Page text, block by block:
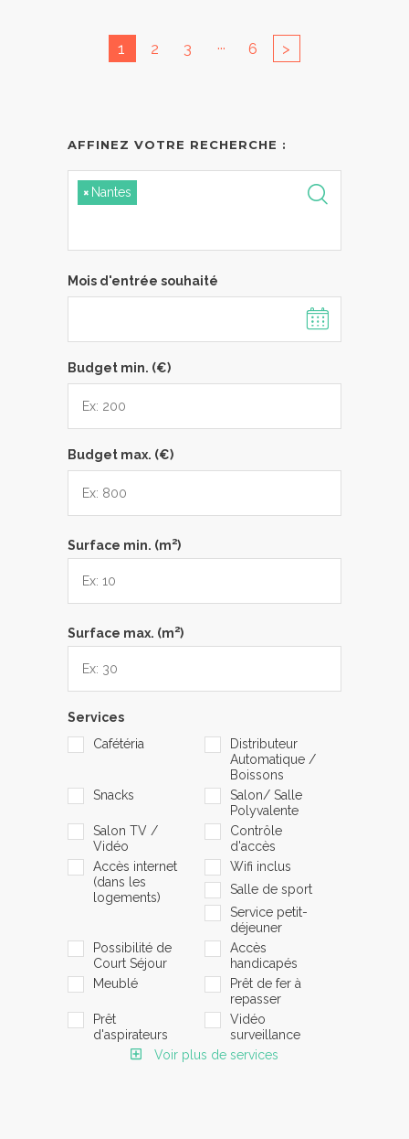
1 2 3 ... 6 >
AFFINEZ VOTRE RECHERCHE :
× Nantes
Mois d'entrée souhaité
Budget min. (€)
Budget max. (€)
Surface min. (m2)
Surface max. (m2)
Services
Cafétéria
Distributeur
Automatique /
Boissons
Snacks
Salon/ Salle
Polyvalente
Salon TV /
Vidéo
Contrôle
d'accès
Accès internet
(dans les
logements)
Wifi inclus
Salle de sport
Service petit-
déjeuner
Possibilité de
Court Séjour
Accès
handicapés
Meublé
Prêt de fer à
repasser
Prêt
d'aspirateurs
Vidéo
surveillance
Voir plus de services